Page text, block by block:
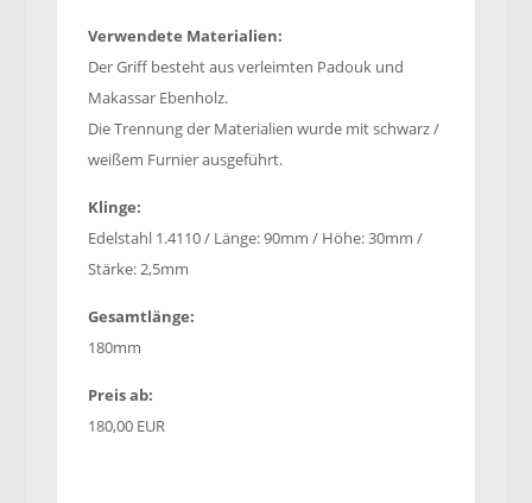
Verwendete Materialien:
Der Griff besteht aus verleimten Padouk und
Makassar Ebenholz.
Die Trennung der Materialien wurde mit schwarz /
weißem Furnier ausgeführt.
Klinge:
Edelstahl 1.4110 / Länge: 90mm / Höhe: 30mm /
Stärke: 2,5mm
Gesamtlänge:
180mm
Preis ab:
180,00 EUR